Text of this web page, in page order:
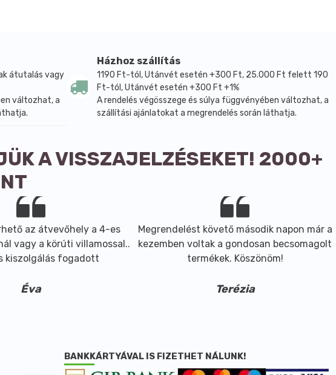
átutalás vagy
változhat, a
Házhoz szállítás
1190 Ft-tól, Utánvét esetén +300 Ft, 25.000 Ft felett 190
Ft-tól, Utánvét esetén +300 Ft +1%
A rendelés végösszege és súlya függvényében változhat, a
szállítási ajánlatokat a megrendelés során láthatja.
A VISSZAJELZÉSEKET! 2000+
az átvevőhely a 4-es
vagy a körúti villamossal..
kiszolgálás fogadott
Éva
Megrendelést követő második napon már a
kezemben voltak a gondosan becsomagolt
termékek. Köszönöm!
Terézia
BANKKÁRTYÁVAL IS FIZETHET NÁLUNK!